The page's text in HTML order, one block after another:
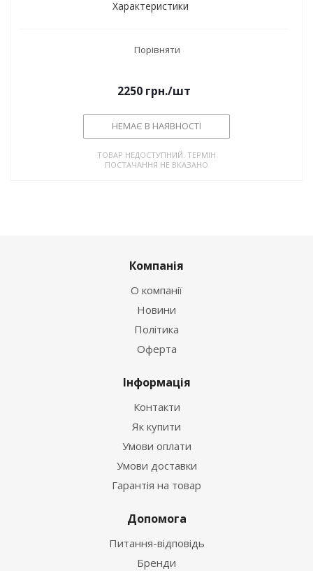
Характеристики
Порівняти
2250 грн./шт
НЕМАЄ В НАЯВНОСТІ
ТОВАР НЕДОСТУПНИЙ. ТЕРМІН
ПОСТАЧАННЯ НЕ ВКАЗАНО
Компанія
О компанії
Новини
Політика
Оферта
Інформація
Контакти
Як купити
Умови оплати
Умови доставки
Гарантія на товар
Допомога
Питання-відповідь
Бренди